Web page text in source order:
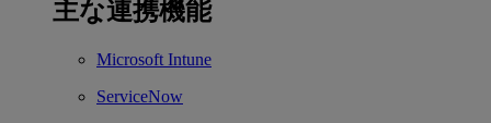
主な連携機能
Microsoft Intune
ServiceNow